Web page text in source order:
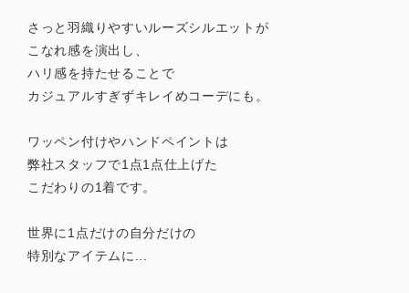
さっと羽織りやすいルーズシルエットが
こなれ感を演出し、
ハリ感を持たせることで
カジュアルすぎずキレイめコーデにも。
ワッペン付けやハンドペイントは
弊社スタッフで1点1点仕上げた
こだわりの1着です。
世界に1点だけの自分だけの
特別なアイテムに...